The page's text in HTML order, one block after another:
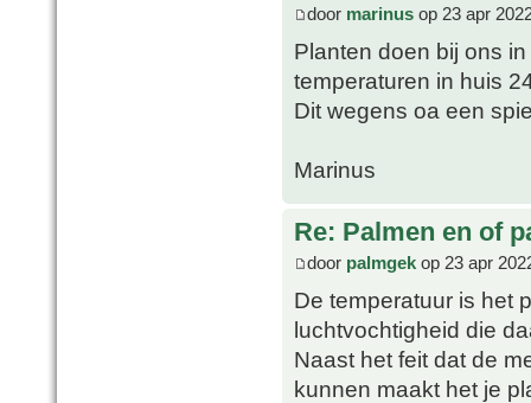
door marinus op 23 apr
Planten doen bij ons
temperaturen in huis
Dit wegens oa een
Marinus
Re: Palmen en of
door palmgek op 23 apr
De temperatuur is het
luchtvochtigheid die
Naast het feit dat de
kunnen maakt het je